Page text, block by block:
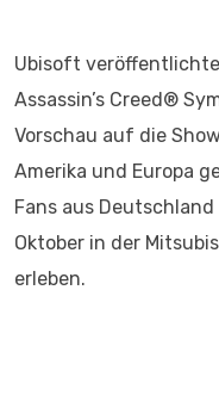
Ubisoft
Assassin’s Creed®
Vorschau auf die
Amerika und Europa
Fans aus
Oktober in der
erleben.